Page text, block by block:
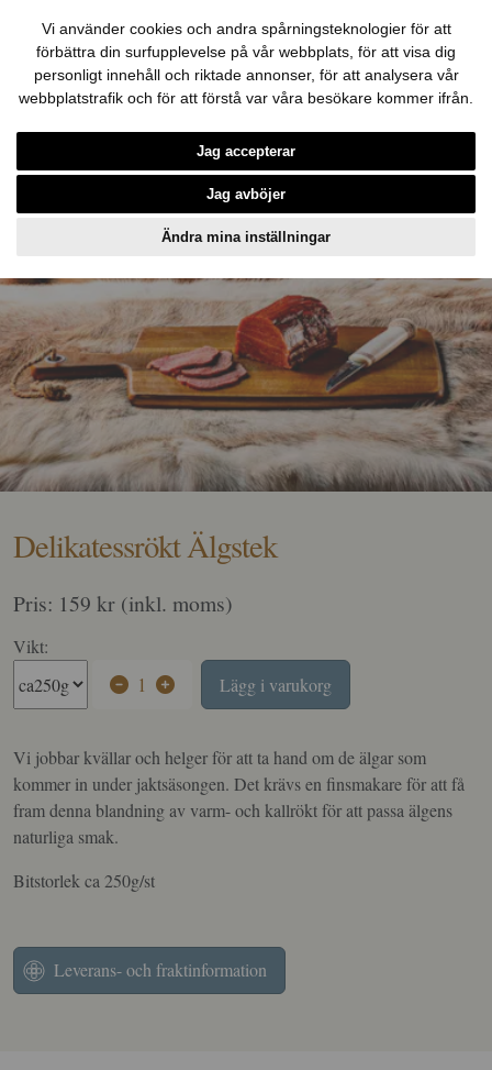
Vi använder cookies och andra spårningsteknologier för att
förbättra din surfupplevelse på vår webbplats, för att visa dig
personligt innehåll och riktade annonser, för att analysera vår
webbplatstrafik och för att förstå var våra besökare kommer ifrån.
Jag accepterar
Jag avböjer
Ändra mina inställningar
Hoppa till innehållet
Delikatessrökt Älgstek
Pris: 159 kr (inkl. moms)
Vikt:
1 Lägg i varukorg
Vi jobbar kvällar och helger för att ta hand om de älgar som
kommer in under jaktsäsongen. Det krävs en finsmakare för att få
fram denna blandning av varm- och kallrökt för att passa älgens
naturliga smak.
Bitstorlek ca 250g/st
Leverans- och fraktinformation